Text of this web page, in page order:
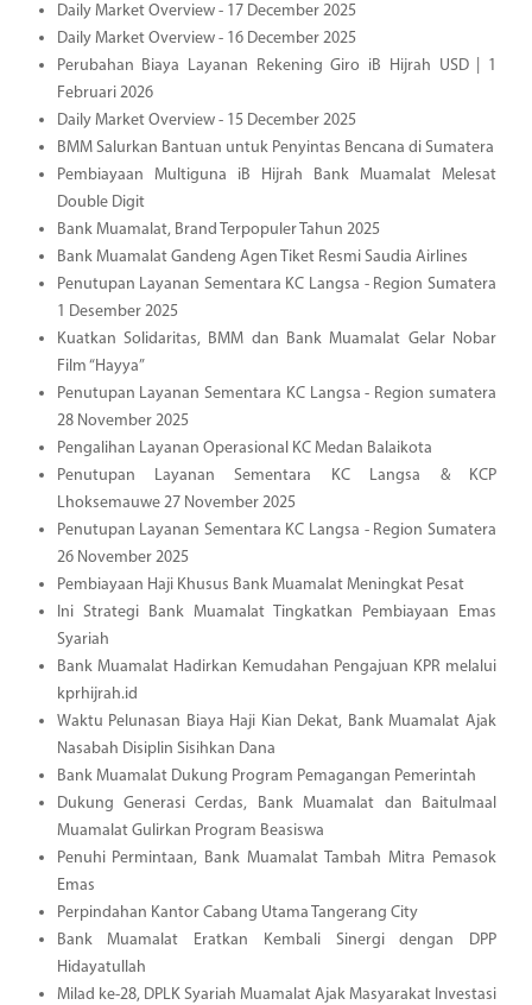
Daily Market Overview - 17 December 2025
Daily Market Overview - 16 December 2025
Perubahan Biaya Layanan Rekening Giro iB Hijrah USD | 1
Februari 2026
Daily Market Overview - 15 December 2025
BMM Salurkan Bantuan untuk Penyintas Bencana di Sumatera
Pembiayaan Multiguna iB Hijrah Bank Muamalat Melesat
Double Digit
Bank Muamalat, Brand Terpopuler Tahun 2025
Bank Muamalat Gandeng Agen Tiket Resmi Saudia Airlines
Penutupan Layanan Sementara KC Langsa - Region Sumatera
1 Desember 2025
Kuatkan Solidaritas, BMM dan Bank Muamalat Gelar Nobar
Film “Hayya”
Penutupan Layanan Sementara KC Langsa - Region sumatera
28 November 2025
Pengalihan Layanan Operasional KC Medan Balaikota
Penutupan Layanan Sementara KC Langsa & KCP
Lhoksemauwe 27 November 2025
Penutupan Layanan Sementara KC Langsa - Region Sumatera
26 November 2025
Pembiayaan Haji Khusus Bank Muamalat Meningkat Pesat
Ini Strategi Bank Muamalat Tingkatkan Pembiayaan Emas
Syariah
Bank Muamalat Hadirkan Kemudahan Pengajuan KPR melalui
kprhijrah.id
Waktu Pelunasan Biaya Haji Kian Dekat, Bank Muamalat Ajak
Nasabah Disiplin Sisihkan Dana
Bank Muamalat Dukung Program Pemagangan Pemerintah
Dukung Generasi Cerdas, Bank Muamalat dan Baitulmaal
Muamalat Gulirkan Program Beasiswa
Penuhi Permintaan, Bank Muamalat Tambah Mitra Pemasok
Emas
Perpindahan Kantor Cabang Utama Tangerang City
Bank Muamalat Eratkan Kembali Sinergi dengan DPP
Hidayatullah
Milad ke-28, DPLK Syariah Muamalat Ajak Masyarakat Investasi